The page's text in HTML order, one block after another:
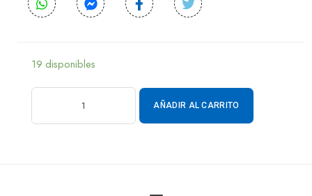
19 disponibles
AÑADIR AL CARRITO